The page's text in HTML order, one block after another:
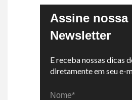
Assine nossa
Newsletter
E receba nossas dicas
diretamente em seu e-
Nome*